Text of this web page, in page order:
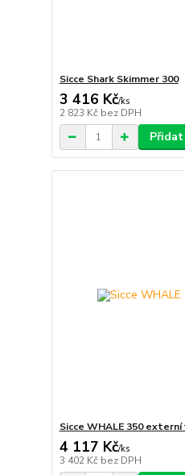
Sicce Shark Skimmer 300
3 416 Kč/ks
2 823 Kč bez DPH
Sicce WHALE 350
4 117 Kč/ks
3 402 Kč bez DPH